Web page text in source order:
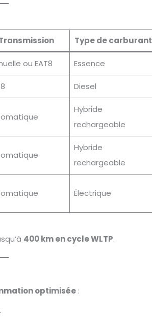
Type de carburant
ou EAT8 Essence
Diesel
Hybride
rechargeable
Hybride
rechargeable
Électrique
400 km en cycle WLTP.
optimisée :